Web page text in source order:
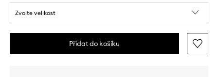
Zvolte velikost
Přidat do košíku